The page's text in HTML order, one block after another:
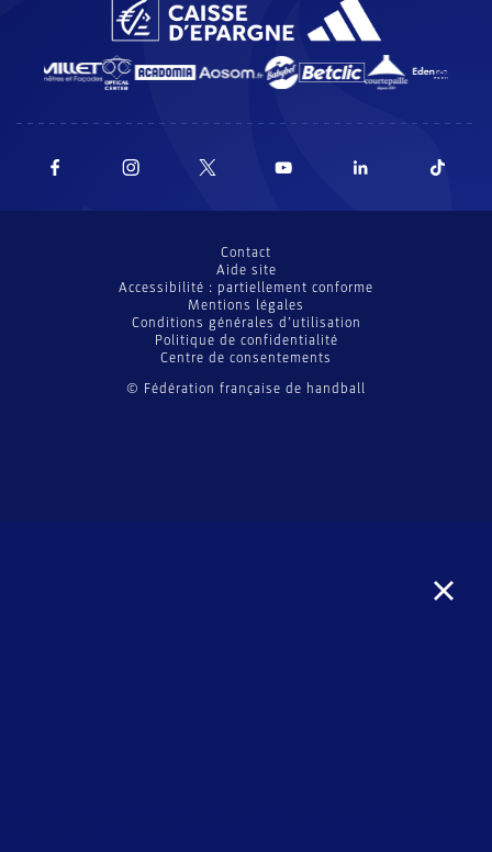
© Fédération française de handball
Contact
Aide site
Accessibilité : partiellement conforme
Mentions légales
Conditions générales d’utilisation
Politique de confidentialité
Centre de consentements